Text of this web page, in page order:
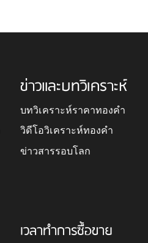
ข่าวและบทวิเคราะห์
บทวิเคราะห์ราคาทองคำ
วิดีโอวิเคราะห์ทองคำ
ข่าวสารรอบโลก
เวลาทำการซื้อขาย